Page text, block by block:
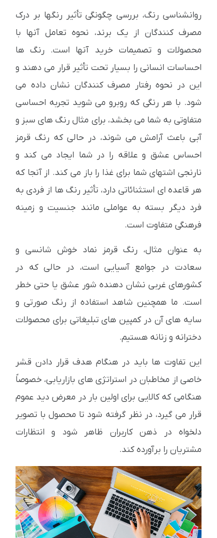
روانشناسی رنگ، بررسی چگونگی تأثیر رنگها بر درک
مصرف کنندگان از یک برند، نحوه تعامل آنها با
محصولات و تصمیمات خرید آنها است. رنگ ها
احساسات انسانی را بسیار تحت تأثیر قرار می دهند و
این در نحوه رفتار مصرف کنندگان نشان داده می
شود. با هر رنگی که روبرو می شوید تجربه احساسی
متفاوتی به شما می بخشد، برای مثال رنگ های سبز و
آبی باعث آرامش می شوند، در حالی که رنگ قرمز
احساس عشق و علاقه را در شما ایجاد می کند و
نارنجی اشتهای شما برای غذا را باز می کند. از آنجا که
هر قاعده ای استثنائاتی دارد، تأثیر رنگ ها از فردی به
فرد دیگر بسته به عواملی مانند جنسیت و زمینه
فرهنگی متفاوت است.
به عنوان مثال، رنگ قرمز نماد خوش شانسی و
سعادت در جوامع آسیایی است، در حالی که در
کشورهای غربی نشان دهنده شور عشق یا حتی خطر
است. ما همچنین شاهد استفاده از رنگ صورتی و
سایه های آن در کمپین های تبلیغاتی برای محصولات
دخترانه و زنانه هستیم.
این تفاوت ها باید در هنگام هدف قرار دادن قشر
خاصی از مخاطبان در استراتژی های بازاریابی، خصوصاً
هنگامی که کالایی برای اولین بار در معرض دید عموم
قرار می گیرد، در نظر گرفته شود تا محصول با تصویر
دلخواه در ذهن کاربران ظاهر شود و انتظارات
مشتریان را برآورده کند.